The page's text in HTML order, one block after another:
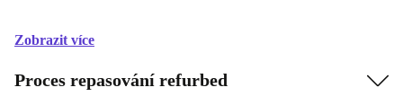
Zobrazit více
Proces repasování refurbed